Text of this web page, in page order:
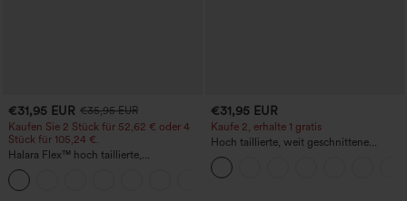
€31,95 EUR €35,95 EUR
Kaufen Sie 2 Stück für 52,62 € oder 4
Stück für 105,24 €.
Halara Flex™ hoch taillierte,
figurformende Arbeitshose, die die Taille
schmaler wirken lässt, mit Taschen,
weitem Bein und Mikro-Waffelstruktur
€31,95 EUR
Kaufe 2, erhalte 1 gratis
Hoch taillierte, weit geschnittene
Freizeithose aus Leinenmischung mit
Kordelzug und Taschen